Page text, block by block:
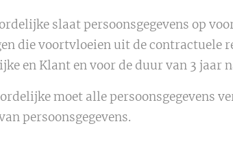
slaat persoonsgegevens op
die voortvloeien uit de contractuele
en Klant en voor de duur van 3 jaar
moet alle persoonsgegevens
persoonsgegevens.